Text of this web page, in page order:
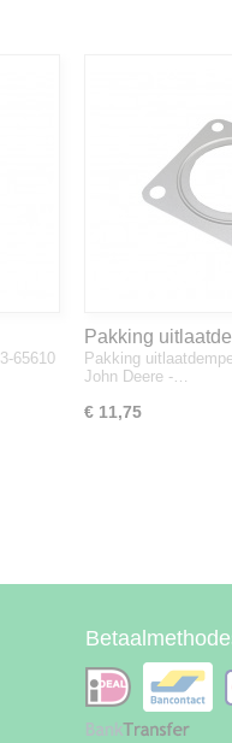
65610
Pakking
YM / John
Pakking
John Deere -…
€ 11,75